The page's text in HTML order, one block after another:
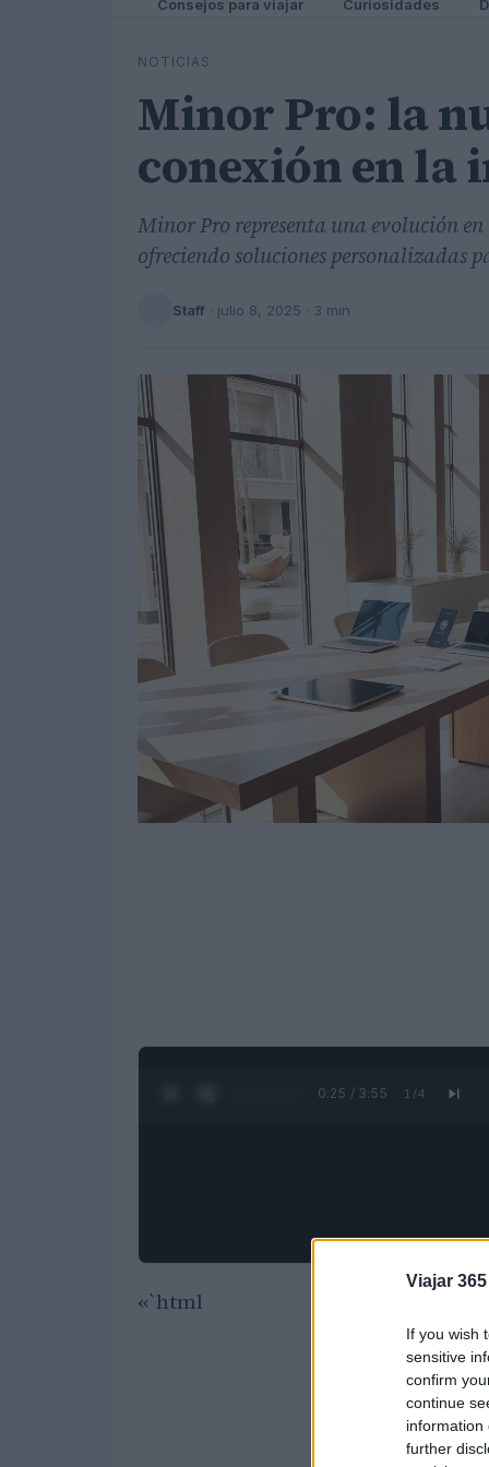
Viajar 365
If you wish
sensitive
confirm
continue
information
further
Consejos para viajar Curiosidades
NOTICIAS
Minor Pro: la
conexión en la
Minor Pro representa una evolución
ofreciendo soluciones personalizadas
Staff · julio 8, 2025 · 3 min
0:26 / 3:55 1 /4
«`html